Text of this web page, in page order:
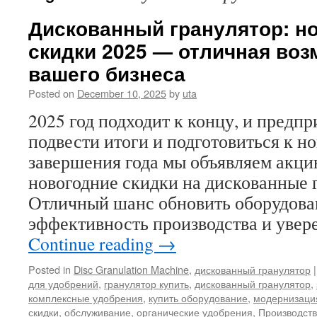
Дискованный гранулятор:
скидки 2025 — отличная
вашего бизнеса
Posted on December 10, 2025by uta
2025 год подходит к концу, и
подвести итоги и подготовиться к
завершения года мы объявляем
новогодние скидки на дискованные
Отличный шанс обновить
эффективность производства и
Continue reading →
Posted in Disc Granulation Machine, дискованный гранулятор |
для удобрений, гранулятор купить, дискованный гранулятор,
комплексные удобрения, купить оборудование,
скидки, обслуживание, органические удобрения,